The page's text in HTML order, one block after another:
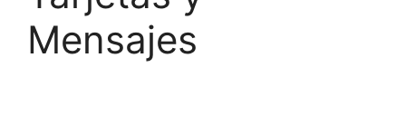
Mensajes